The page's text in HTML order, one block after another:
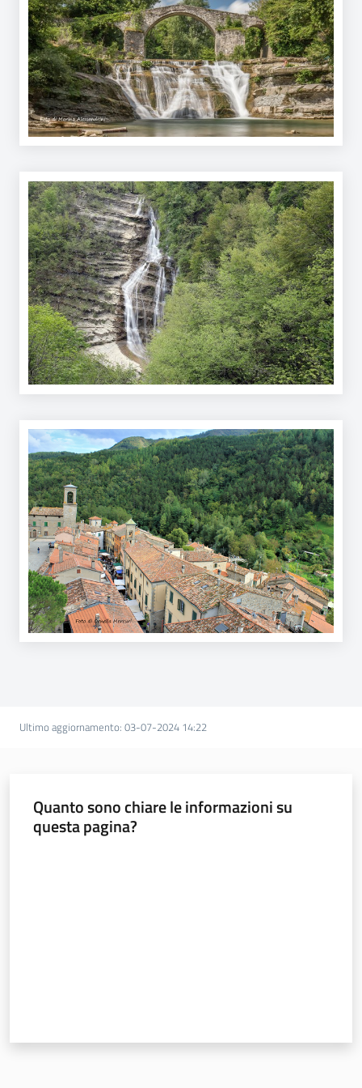
Novità
Servizi
Leggi Atti Bandi
Piani Programmi
Progetti
Ultimo aggiornamento: 03-07-2024 14:22
Quanto sono chiare le informazioni su
questa pagina?